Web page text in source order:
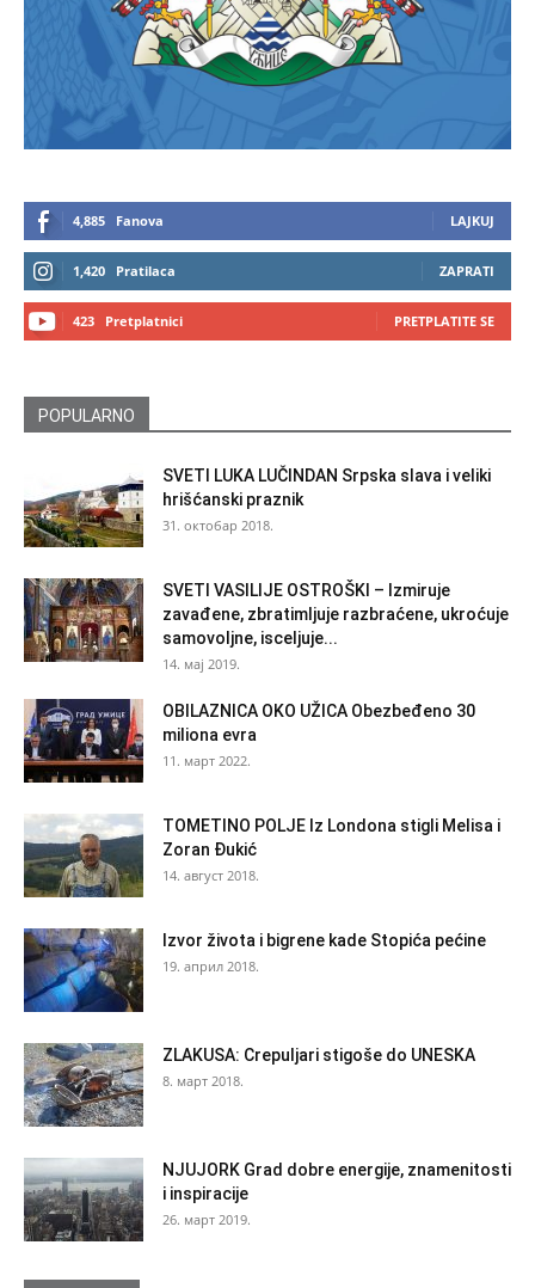
4,885 Fanova LAJKUJ
1,420 Pratilaca ZAPRATI
423 Pretplatnici PRETPLATITE SE
POPULARNO
SVETI LUKA LUČINDAN Srpska slava i veliki
hrišćanski praznik
31. октобар 2018.
SVETI VASILIJE OSTROŠKI – Izmiruje
zavađene, zbratimljuje razbraćene, ukroćuje
samovoljne, isceljuje...
14. мај 2019.
OBILAZNICA OKO UŽICA Obezbeđeno 30
miliona evra
11. март 2022.
TOMETINO POLJE Iz Londona stigli Melisa i
Zoran Đukić
14. август 2018.
Izvor života i bigrene kade Stopića pećine
19. април 2018.
ZLAKUSA: Crepuljari stigoše do UNESKA
8. март 2018.
NJUJORK Grad dobre energije, znamenitosti
i inspiracije
26. март 2019.